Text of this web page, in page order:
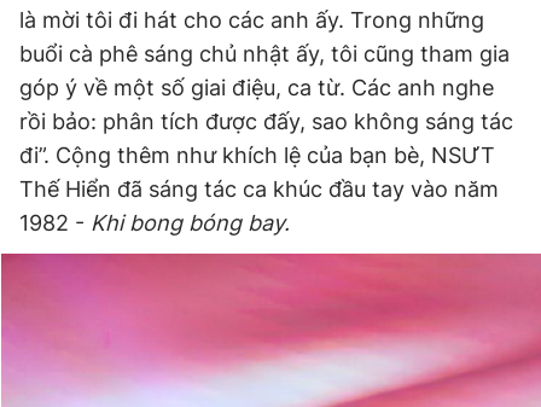
Theo dõi báo trên
Hotline
0906 645 777
Liên hệ quảng cáo
0908 780 404
Đặt báo Quảng cáo RSS
Tổng thư ký tòa soạn: Đức Trung
Giấy phép xuất bản số 110/GP - BTTTT cấp ngày 24.3.2020
là mời tôi đi hát cho các anh ấy. Trong những
buổi cà phê sáng chủ nhật ấy, tôi cũng tham gia
góp ý về một số giai điệu, ca từ. Các anh nghe
rồi bảo: phân tích được đấy, sao không sáng tác
đi”. Cộng thêm như khích lệ của bạn bè, NSƯT
Thế Hiển đã sáng tác ca khúc đầu tay vào năm
1982 - Khi bong bóng bay.